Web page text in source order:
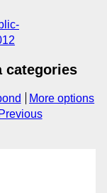
categories
More options
Previous